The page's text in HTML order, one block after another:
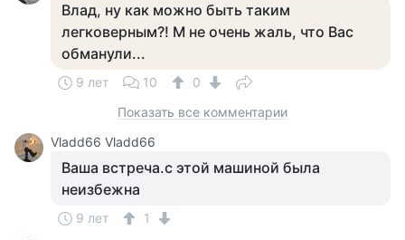
Влад, ну как можно быть таким
легковерным?! М не очень жаль, что Вас
обманули...
9 лет 10
0
Показать все комментарии
Vladd66 Vladd66
Ваша встреча.с этой машиной была
неизбежна
9 лет
1